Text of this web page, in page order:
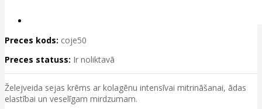
Preces kods: coje50
Preces statuss: Ir noliktavā
Želejveida sejas krēms ar kolagēnu intensīvai mitrināšanai, ādas
elastībai un veselīgam mirdzumam.